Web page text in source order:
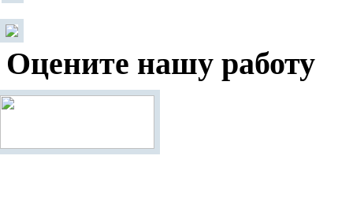
Оцените нашу работу